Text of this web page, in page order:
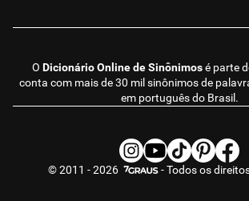
O Dicionário Online de Sinônimosé parte
conta com mais de 30 mil sinônimos de
em português do Brasil.
© 2011 - 2026 - Todos os